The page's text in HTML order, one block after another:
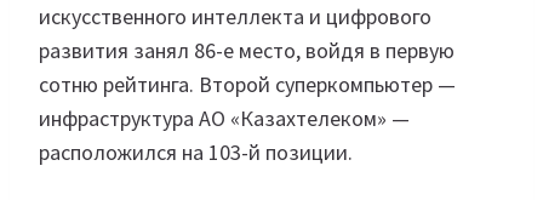
искусственного интеллекта и цифрового
развития занял 86-е место, войдя в первую
сотню рейтинга. Второй суперкомпьютер —
инфраструктура АО «Казахтелеком» —
расположился на 103-й позиции.